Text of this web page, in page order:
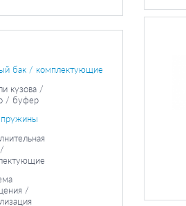
бак / комплектующие
кузова /
/ буфер
/ поперечная балка
ниша
порога / двери
пружины
/
/